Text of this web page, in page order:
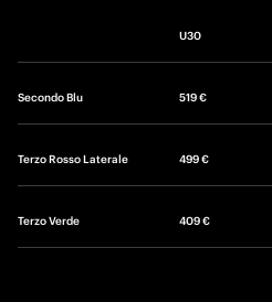
U30
Secondo Blu 519 €
Terzo Rosso Laterale 499 €
Terzo Verde 409 €